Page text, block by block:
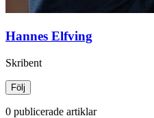
Hannes Elfving
Skribent
Följ
0 publicerade artiklar